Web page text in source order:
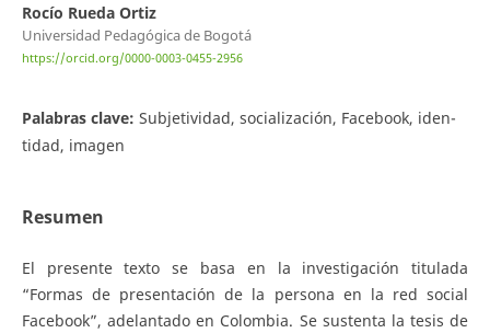
Rocío Rueda Ortiz
Universidad Pedagógica de Bogotá
https://orcid.org/0000-0003-0455-2956
Palabras clave: Subjetividad, socialización, Facebook, iden-
tidad, imagen
Resumen
El presente texto se basa en la investigación titulada
“Formas de presentación de la persona en la red social
Facebook”, adelantado en Colombia. Se sustenta la tesis de